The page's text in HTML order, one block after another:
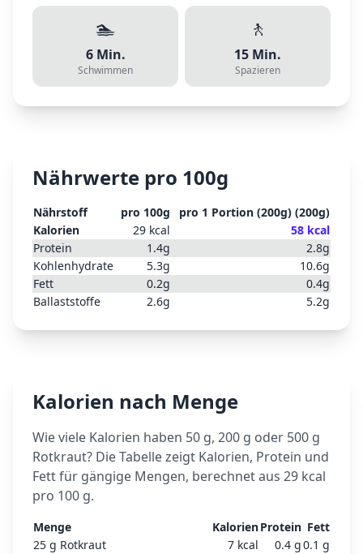
🏊
6Min.
Schwimmen
🚶
15 Min.
Spazieren
Nährwerte pro 100g
Nährstoff pro 100g pro 1 Portion (200g) (200g)
Kalorien
29 kcal 58 kcal
Protein
1.4g 2.8g
Kohlenhydrate
5.3g 10.6g
Fett
0.2g 0.4g
Ballaststoffe
2.6g 5.2g
Kalorien nach Menge
Wie viele Kalorien haben 50 g, 200 g oder 500 g
Rotkraut? Die Tabelle zeigt Kalorien, Protein und
Fett für gängige Mengen, berechnet aus 29 kcal
pro 100 g.
Menge KalorienProtein Fett
25 g Rotkraut 7 kcal 0.4 g0.1 g